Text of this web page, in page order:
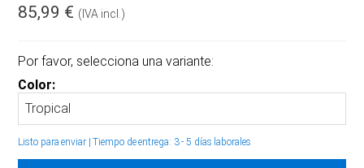
85,99 € (IVA incl.)
Por favor, selecciona una variante:
Color:
Listo para enviar |Tiempo de entrega: 3 - 5 días laborales